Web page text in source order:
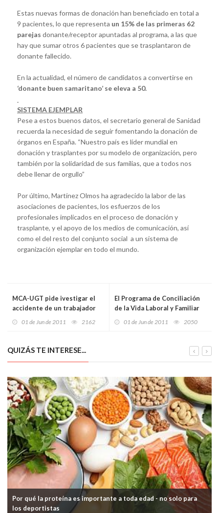
Estas nuevas formas de donación han beneficiado en total a
9 pacientes, lo que representa un 15% de las primeras 62
parejas donante/receptor apuntadas al programa, a las que
hay que sumar otros 6 pacientes que se trasplantaron de
donante fallecido.
En la actualidad, el número de candidatos a convertirse en
‘donante buen samaritano’ se eleva a 50.
SISTEMA EJEMPLAR
Pese a estos buenos datos, el secretario general de Sanidad
recuerda la necesidad de seguir fomentando la donación de
órganos en España. “Nuestro país es líder mundial en
donación y trasplantes por su modelo de organización, pero
también por la solidaridad de sus familias, que a todos nos
debe llenar de orgullo”
Por último, Martínez Olmos ha agradecido la labor de las
asociaciones de pacientes, los esfuerzos de los
profesionales implicados en el proceso de donación y
trasplante, y el apoyo de los medios de comunicación, así
como el del resto del conjunto social a un sistema de
organización ejemplar en todo el mundo.
MCA-UGT pide ivestigar el
accidente de un trabajador
01 de Jun de 2011 2162
El Programa de Conciliación
de la Vida Laboral y Familiar
01 de Jun de 2011 2050
QUIZÁS TE INTERESE...
Por qué la proteína es importante a toda edad - no solo para
los deportistas